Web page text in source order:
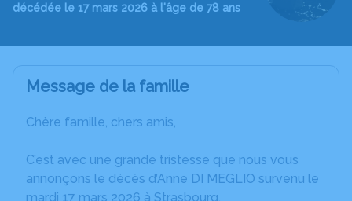
décédée le 17 mars 2026 à l'âge de 78 ans
Message de la famille
Chère famille, chers amis,
C’est avec une grande tristesse que nous vous
annonçons le décès d’Anne DI MEGLIO survenu le
mardi 17 mars 2026 à Strasbourg.